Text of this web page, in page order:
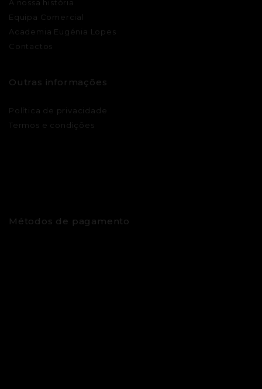
A nossa história
Equipa Comercial
Academia Eugénia Lopes
Contactos
Outras informações
Política de privacidade
Termos e condições
Métodos de pagamento